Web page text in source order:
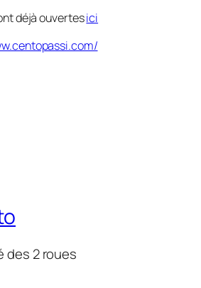
déjà ouvertesici
des 2 roues